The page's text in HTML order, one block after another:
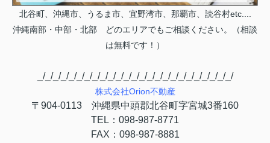
北谷町、沖縄市、うるま市、宜野湾市、那覇市、読谷村etc....
沖縄南部・中部・北部 どのエリアでもご相談ください。（相談
は無料です！）
_/_/_/_/_/_/_/_/_/_/_/_/_/_/_/_/_/_/_/_/_/_/_/_/_/
株式会社Orion不動産
〒 904-0113 沖縄県中頭郡北谷町字宮城3番160
TEL ： 098-987-8771
FAX ： 098-987-8881